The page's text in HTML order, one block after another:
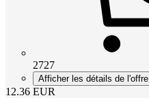
2727
Afficher les détails de l'offre
12.36 EUR